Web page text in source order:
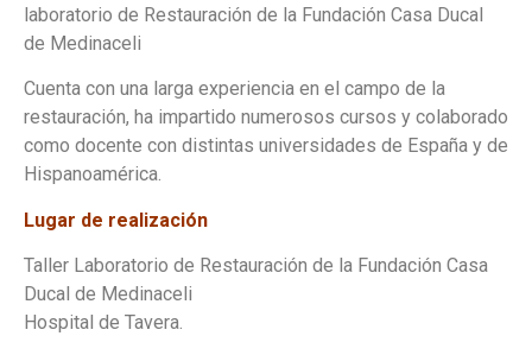
laboratorio de Restauración de la Fundación Casa Ducal
de Medinaceli
Cuenta con una larga experiencia en el campo de la
restauración, ha impartido numerosos cursos y colaborado
como docente con distintas universidades de España y de
Hispanoamérica.
Lugar de realización
Taller Laboratorio de Restauración de la Fundación Casa
Ducal de Medinaceli
Hospital de Tavera.